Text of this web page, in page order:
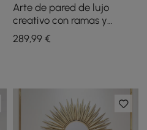
Arte de pared de lujo
creativo con ramas y
pájaros de metal para
decoración del hogar en
289,99€